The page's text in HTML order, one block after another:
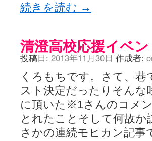
続きを読む →
清澄高校応援イベ
投稿日: 2013年11月30日 作成者:
くろもちです。さて、
スト決定だったりそん
に頂いた※1さんのコメ
とれたことそして何故
さかの連続モヒカン記